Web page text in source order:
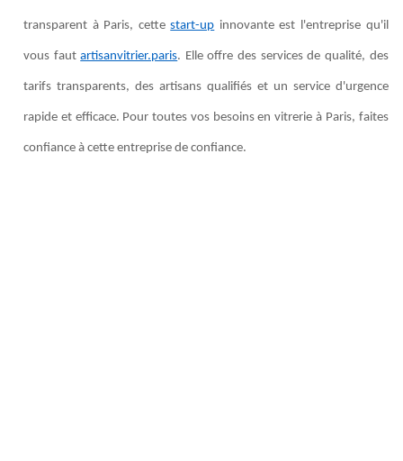
transparent à Paris, cettestart-up innovante est l'entreprise qu'il
vous fautartisanvitrier.paris. Elle offre des services de qualité, des
tarifs transparents, des artisans qualifiés et un service d'urgence
rapide et efficace. Pour toutes vos besoins en vitrerie à Paris, faites
confiance à cette entreprise de confiance.